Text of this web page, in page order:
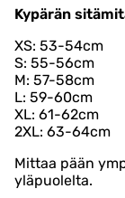
Kypärän
XS: 53-54cm
S: 55-56cm
M: 57-58cm
L: 59-60cm
XL: 61-62cm
2XL: 63-64cm
Mittaa pään
yläpuolelta.